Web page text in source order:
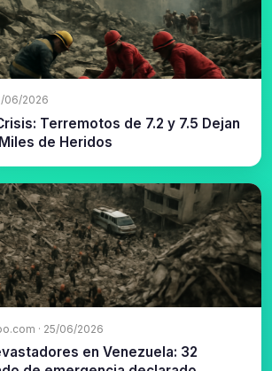
06/2026
Terremotos de 7.2 y 7.5 Dejan
de Heridos
· 25/06/2026
en Venezuela: 32